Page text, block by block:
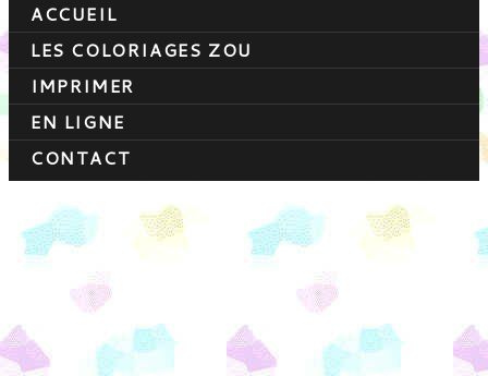
ACCUEIL
LES COLORIAGES ZOU
IMPRIMER
EN LIGNE
CONTACT